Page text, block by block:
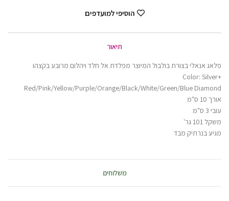
הוסיפי למועדפים
תיאור
פלאג אנאלי בצורת בולבול המיוצר מפלדת אל חלד ויהלום מרובע בקצהו
Color: Silver+
Red/Pink/Yellow/Purple/Orange/Black/White/Green/Blue Diamond
אורך 10 ס"מ
עובי 3 ס"מ
משקל 101 גר'
מגיע בנרתיק מבד
משלוחים